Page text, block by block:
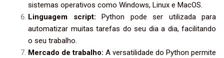
sistemas operativos como Windows, Linux e MacOS.
Linguagem script: Python pode ser utilizada para
automatizar muitas tarefas do seu dia a dia, facilitando
o seu trabalho.
Mercado de trabalho: A versatilidade do Python permite